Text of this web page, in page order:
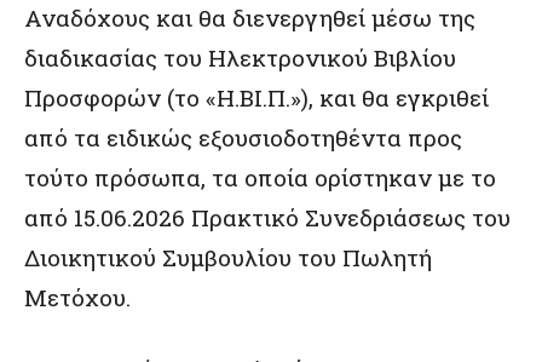
Αναδόχους και θα διενεργηθεί μέσω της
διαδικασίας του Ηλεκτρονικού Βιβλίου
Προσφορών (το «Η.ΒΙ.Π.»), και θα εγκριθεί
από τα ειδικώς εξουσιοδοτηθέντα προς
τούτο πρόσωπα, τα οποία ορίστηκαν με το
από 15.06.2026 Πρακτικό Συνεδριάσεως του
Διοικητικού Συμβουλίου του Πωλητή
Μετόχου.